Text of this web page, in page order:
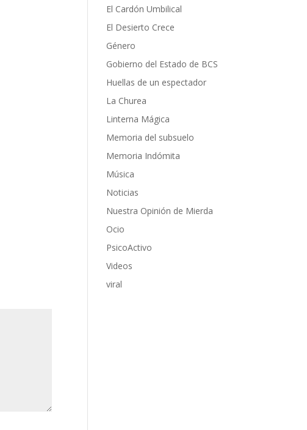
El Cardón Umbilical
El Desierto Crece
Género
Gobierno del Estado de BCS
Huellas de un espectador
La Churea
Linterna Mágica
Memoria del subsuelo
Memoria Indómita
Música
Noticias
Nuestra Opinión de Mierda
Ocio
PsicoActivo
Videos
viral